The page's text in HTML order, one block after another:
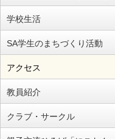
学校生活
SA学生のまちづくり活動
アクセス
教員紹介
クラブ・サークル